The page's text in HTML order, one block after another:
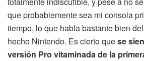
que probablemente sea mi consola
tiempo, lo que habla bastante bien
hecho Nintendo. Es cierto quese
versión Pro vitaminada de la